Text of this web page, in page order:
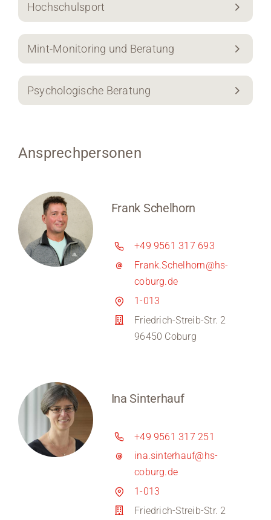
Hochschulsport
Mint-Monitoring und Beratung
Psychologische Beratung
Ansprechpersonen
Frank Schelhorn
+49 9561 317 693
Frank.Schelhorn@hs-
coburg.de
1-013
Friedrich-Streib-Str. 2
96450 Coburg
Ina Sinterhauf
+49 9561 317 251
ina.sinterhauf@hs-
coburg.de
1-013
Friedrich-Streib-Str. 2